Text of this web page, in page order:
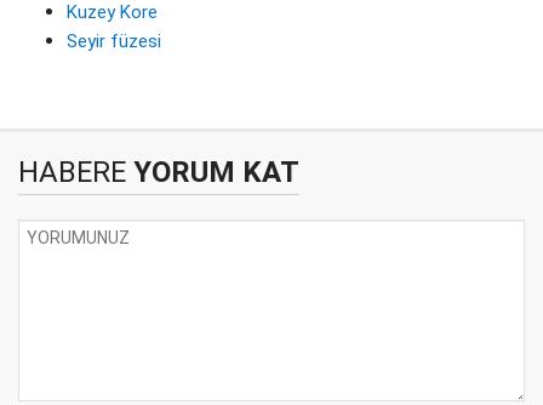
Kuzey Kore
Seyir füzesi
HABERE YORUM KAT